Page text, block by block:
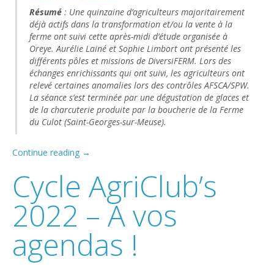
Résumé : Une quinzaine d’agriculteurs majoritairement
déjà actifs dans la transformation et/ou la vente à la
ferme ont suivi cette après-midi d’étude organisée à
Oreye. Aurélie Lainé et Sophie Limbort ont présenté les
différents pôles et missions de DiversiFERM. Lors des
échanges enrichissants qui ont suivi, les agriculteurs ont
relevé certaines anomalies lors des contrôles AFSCA/SPW.
La séance s’est terminée par une dégustation de glaces et
de la charcuterie produite par la boucherie de la Ferme
du Culot (Saint-Georges-sur-Meuse).
Continue reading →
Cycle AgriClub’s
2022 – A vos
agendas !